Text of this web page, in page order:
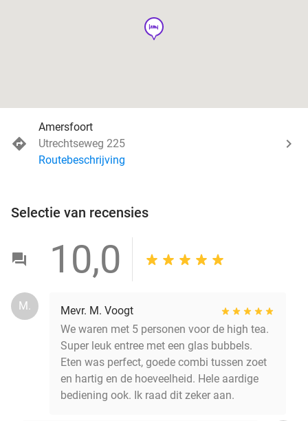
hotel
Amersfoort
Utrechtseweg 225
Routebeschrijving
Selectie van recensies
10,0
M.
Mevr. M. Voogt
We waren met 5 personen voor de high tea.
Super leuk entree met een glas bubbels.
Eten was perfect, goede combi tussen zoet
en hartig en de hoeveelheid. Hele aardige
bediening ook. Ik raad dit zeker aan.